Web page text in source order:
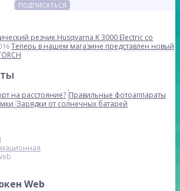
ПОДПИСАТЬСЯ
резчик Husqvarna K 3000 Electric со
Теперь в нашем магазине представлен новый
на расстояние? Правильные фотоаппараты
Зарядки от солнечных батарей
Web